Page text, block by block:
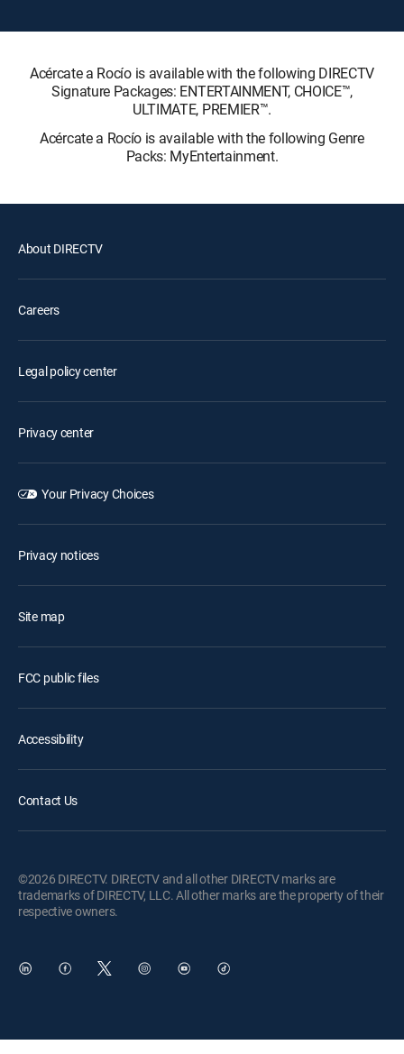
Acércate a Rocío is available with the following DIRECTV
Signature Packages: ENTERTAINMENT, CHOICE™,
ULTIMATE, PREMIER™.
Acércate a Rocío is available with the following Genre
Packs: MyEntertainment.
About DIRECTV
Careers
Legal policy center
Privacy center
Your Privacy Choices
Privacy notices
Site map
FCC public files
Accessibility
Contact Us
©2026 DIRECTV. DIRECTV and all other DIRECTV marks are
trademarks of DIRECTV, LLC. All other marks are the property of their
respective owners.